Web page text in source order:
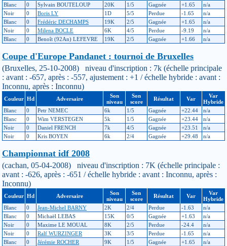
Blanc
0 Sylvain BOUTELOUP 20K 1/5 Gagnée +1.65
n/a
Noir
0 Boris LY 1D 5/5 Perdue -1.65
n/a
Blanc
0 Frédéric DECHAMPS 19K 2/5 Gagnée +1.65
n/a
Noir
0 Milena BOCLE 6K 4/5 Perdue -9.19
n/a
Blanc
0 Benoît (92An) LEFEVRE 19K 2/5 Gagnée +1.66 n/a
Coupe d'Europe Pandanet : tournoi de Bruxelles
(Bruxelles, 25-10-2008) niveau d'inscription : 7k (échelle principale
: avant : -657, après : -557, ajustement : +1 / échelle hybride : avant :
Inconnu, après : Inconnu)
Couleur Hd Adversaire
Son
niveau
Son
score
Résultat Var
Var
Hybride
Blanc
0 Petr NEMEC 6k 1/5 Gagnée +22.44
n/a
Blanc
0 Wim VERSTEGEN 5k 1/5 Gagnée +23.44
n/a
Noir
0 Daniel FRENCH 7k 4/5 Gagnée +23.51
n/a
Noir
0 Kris BOYEN 6k 2/4 Gagnée +29.48 n/a
Championnat idf 2008
(cachan, 05-04-2008) niveau d'inscription : 7K (échelle principale :
avant : -626, après : -651 / échelle hybride : avant : Inconnu, après :
Inconnu)
Couleur Hd Adversaire
Son
niveau
Son
score
Résultat Var
Var
Hybride
Blanc
0 Jean-Michel BARNY 2K 2/4 Perdue -1.63
n/a
Blanc
0 Michaël LEBAS 15K 0/5 Gagnée +1.63
n/a
Noir
0 Maxime LE MOUAL 8K 2/5 Perdue -24.4
n/a
Noir
0 Ralf WURZINGER 3K 3/5 Perdue -1.65
n/a
Blanc
0 Jérémie ROCHER 9K 1/5 Gagnée +1.65 n/a